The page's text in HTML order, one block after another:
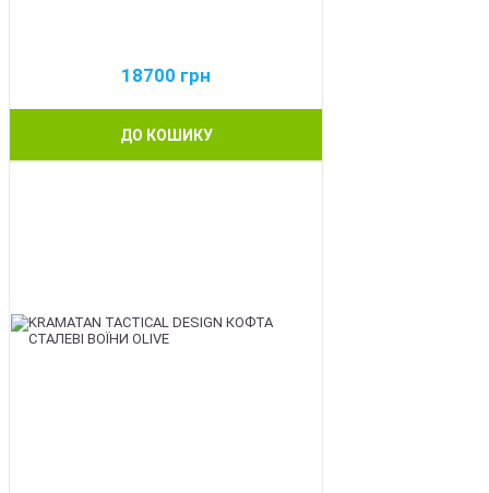
18700 грн
ДО КОШИКУ